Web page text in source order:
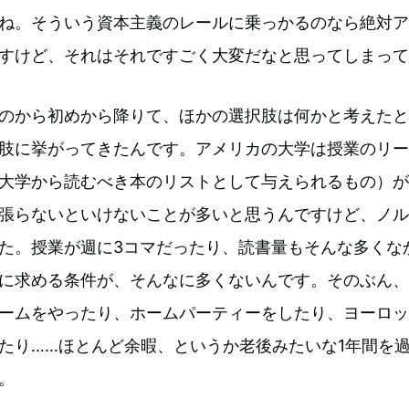
。そういう資本主義のレールに乗っかるのなら絶対
けど、それはそれですごく大変だなと思ってしまっ
から初めから降りて、ほかの選択肢は何かと考えた
に挙がってきたんです。アメリカの大学は授業のリ
学から読むべき本のリストとして与えられるもの）
らないといけないことが多いと思うんですけど、ノ
。授業が週に3コマだったり、読書量もそんな多くな
求める条件が、そんなに多くないんです。そのぶん
ムをやったり、ホームパーティーをしたり、ヨーロ
り……ほとんど余暇、というか老後みたいな1年間を